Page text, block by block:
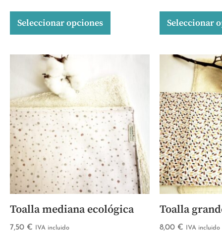
Seleccionar opciones Seleccionar
Toalla mediana ecológica
7,50 € IVA incluido
Toalla
8,00 € IVA incluido